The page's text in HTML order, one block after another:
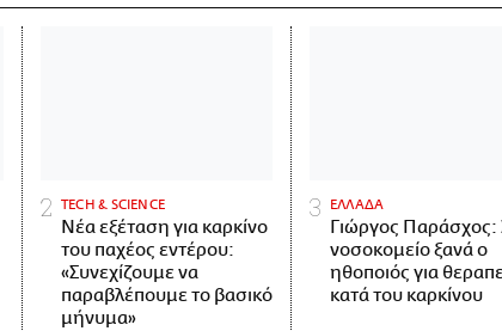
ΤECH & SCIENCE
Νέα εξέταση για καρκίνο
του παχέος εντέρου:
«Συνεχίζουμε να
παραβλέπουμε το βασικό
μήνυμα»
ΕΛΛΑΔΑ
Γιώργος Παράσχος:
νοσοκομείο ξανά ο
ηθοποιός για
κατά του καρκίνου